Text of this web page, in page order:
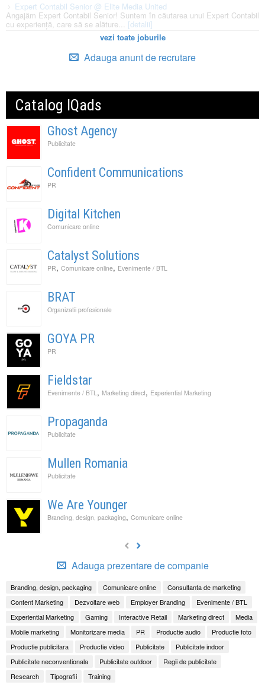
Expert Contabil Senior @ Elite Media United
Angajăm Expert Contabil Senior! Suntem în căutarea unui Expert Contabil
cu experiență, care să se alăture... [detalii]
vezi toate joburile
Adauga anunt de recrutare
Catalog IQads
Ghost Agency
Publicitate
Confident Communications
PR
Digital Kitchen
Comunicare online
Catalyst Solutions
PR, Comunicare online, Evenimente / BTL
BRAT
Organizatii profesionale
GOYA PR
PR
Fieldstar
Evenimente / BTL, Marketing direct, Experiential Marketing
Propaganda
Publicitate
Mullen Romania
Publicitate
We Are Younger
Branding, design, packaging, Comunicare online
Adauga prezentare de companie
Branding, design, packaging Comunicare online
Consultanta de marketing
Content Marketing
Dezvoltare web Employer Branding
Evenimente / BTL
Experiential Marketing
Gaming Interactive Retail Marketing direct
Media
Mobile marketing
Monitorizare media PR Productie audio
Productie foto
Productie publicitara
Productie video Publicitate
Publicitate indoor
Publicitate neconventionala
Publicitate outdoor
Regii de publicitate
Research
Tipografii Training